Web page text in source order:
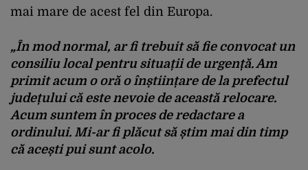
mai mare de acest fel din Europa.
„În mod normal, ar fi trebuit să fie convocat un
consiliu local pentru situații de urgență. Am
primit acum o oră o înștiințare de la prefectul
județului că este nevoie de această relocare.
Acum suntem în proces de redactare a
ordinului. Mi-ar fi plăcut să știm mai din timp
că acești pui sunt acolo.